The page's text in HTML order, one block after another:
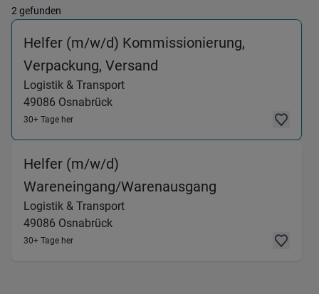
2 gefunden
Helfer (m/w/d) Kommissionierung,
Verpackung, Versand
Logistik & Transport
49086 Osnabrück
30+ Tage her
Helfer (m/w/d)
Wareneingang/Warenausgang
Logistik & Transport
49086 Osnabrück
30+ Tage her